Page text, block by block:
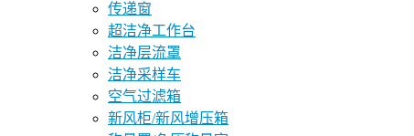
传递窗
超洁净工作台
洁净层流罩
洁净采样车
空气过滤箱
新风柜/新风增压箱